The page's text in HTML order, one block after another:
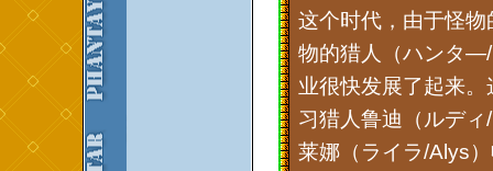
这个时代，由于怪
物的猎人（ハンタ
业很快发展了起来
习猎人鲁迪（ルデ
莱娜（ライラ/Alys